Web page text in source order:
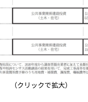
（クリックで拡大）